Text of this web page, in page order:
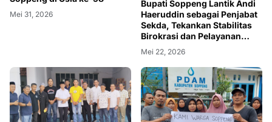
Mei 31, 2026
Bupati Soppeng Lantik Andi
Haeruddin sebagai Penjabat
Sekda, Tekankan Stabilitas
Birokrasi dan Pelayanan
Publik
Mei 22, 2026